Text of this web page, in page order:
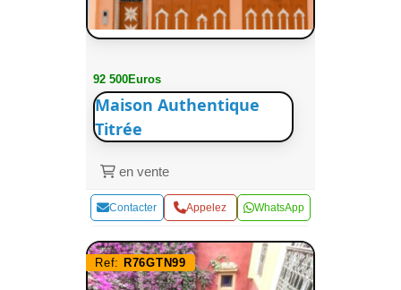
92 500Euros
Maison Authentique
Titrée
en vente
Contacter Appelez WhatsApp
Ref: R76GTN99